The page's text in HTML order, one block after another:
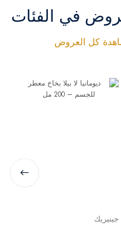
في الفئات
كل العروض
جينيريك